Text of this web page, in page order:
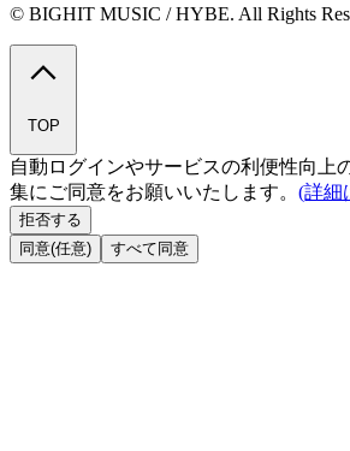
© BIGHIT MUSIC / HYBE. All Rights
TOP
自動ログインやサービスの利便性向上
集にご同意をお願いいたします。 (詳細
拒否する
同意(任意)
すべて同意